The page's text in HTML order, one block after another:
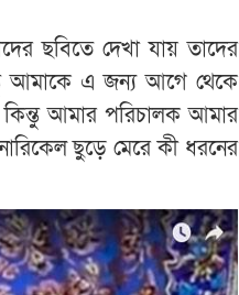
ছবিতে দেখা যায় তাদের
আমাকে এ জন্য আগে থেকে
আমার পরিচালক আমার
ছুড়ে মেরে কী ধরনের